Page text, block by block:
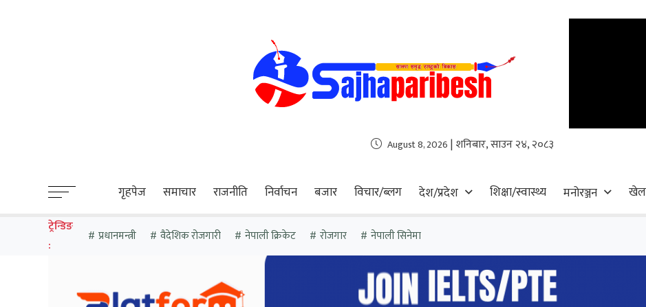
August 8, 2026 | शनिबार, साउन २४, २०८३
गृहपेज समाचार राजनीति निर्वाचन बजार विचार/ब्लग देश/प्रदेश शिक्षा/स्वास्थ्य मनोरञ्जन
ट्रेन्डिङ
:
प्रधानमन्त्री वैदेशिक रोजगारी नेपाली क्रिकेट रोजगार नेपाली सिनेमा